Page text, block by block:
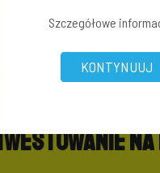
NA PLATFORMIE
Szczegółowe
KONTYNUUJ